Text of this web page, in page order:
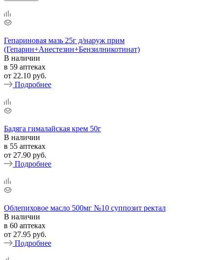
Гепариновая мазь 25г д/наруж прим
(Гепарин+Анестезин+Бензилникотинат)
В наличии
в 59 аптеках
от 22.10 руб.
Подробнее
Бадяга гималайская крем 50г
В наличии
в 55 аптеках
от 27.90 руб.
Подробнее
Облепиховое масло 500мг №10 суппозит ректал
В наличии
в 60 аптеках
от 27.95 руб.
Подробнее